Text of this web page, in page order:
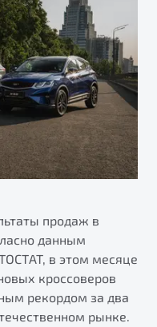
продаж в
данным
в этом месяце
кроссоверов
рекордом за два
рынке.